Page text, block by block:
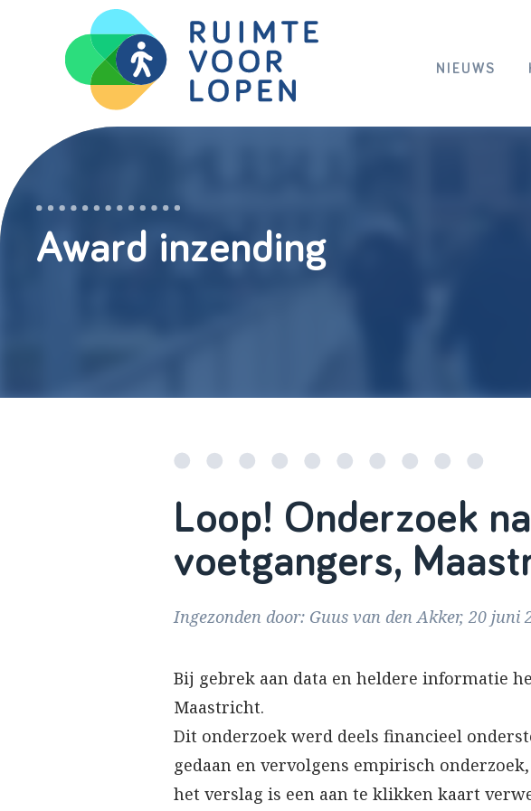
content
NIEUWS
Award inzending
Loop! Onderzoek
voetgangers,
Ingezonden door: Guus van den Akker, 20 juni
Bij gebrek aan data en heldere informatie
Maastricht.
Dit onderzoek werd deels financieel
gedaan en vervolgens empirisch
het verslag is een aan te klikken kaart